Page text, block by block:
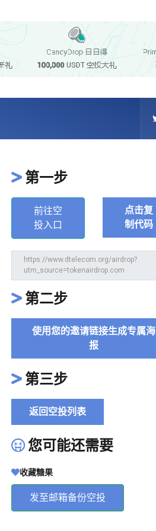
第一步
前往空
投入口
点击复
制代码
第二步
使用您的邀请链接生成专属海
报
第三步
返回空投列表
您可能还需要
收藏糖果
发至邮箱备份空投